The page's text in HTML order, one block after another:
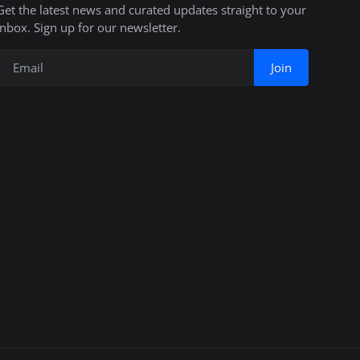
the latest news and curated updates straight to your
Sign up for our newsletter.
Join